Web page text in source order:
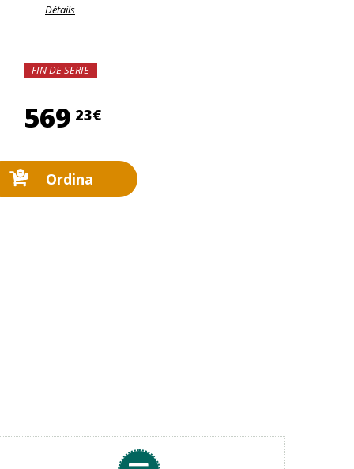
Détails
FIN DE SERIE
569 23€569,23 €
Ordina